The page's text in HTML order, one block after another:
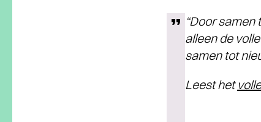
“Door
alleen de
samen tot
Leest het